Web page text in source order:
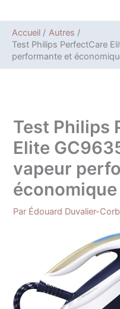
Accueil
Autres
Test Philips PerfectCare
performante et
Test Philips
Elite
vapeur
économique
Par Édouard Duvalier-